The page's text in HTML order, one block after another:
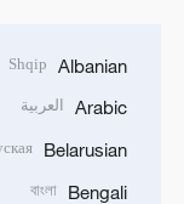
Albanian
Shqip
Arabic العربية
Belarusian
Bengali
বাংলা